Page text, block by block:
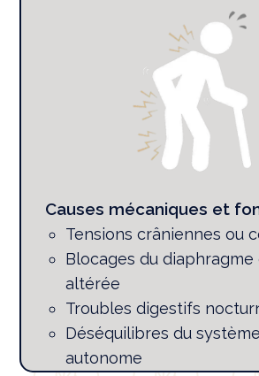
Causes mécaniques et
Tensions crâniennes ou
Blocages du
altérée
Troubles digestifs
Déséquilibres du
autonome